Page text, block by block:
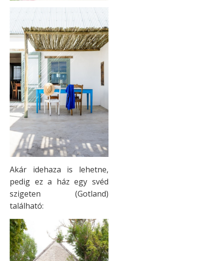
Akár idehaza is lehetne,
pedig ez a ház egy svéd
szigeten (Gotland)
található: